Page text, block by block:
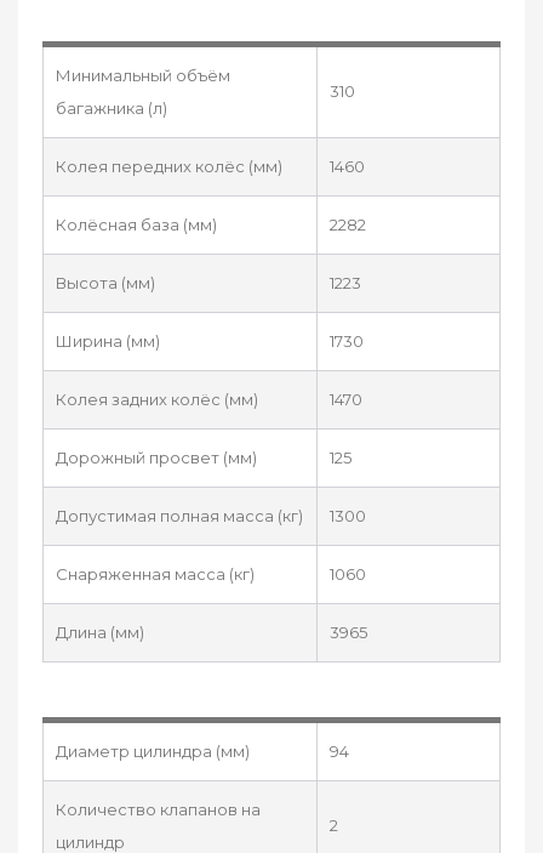
Минимальный объём
багажника (л)
310
Колея передних колёс (мм) 1460
Колёсная база (мм) 2282
Высота (мм) 1223
Ширина (мм) 1730
Колея задних колёс (мм) 1470
Дорожный просвет (мм) 125
Допустимая полная масса (кг) 1300
Снаряженная масса (кг) 1060
Длина (мм) 3965
Диаметр цилиндра (мм) 94
Количество клапанов на
цилиндр
2